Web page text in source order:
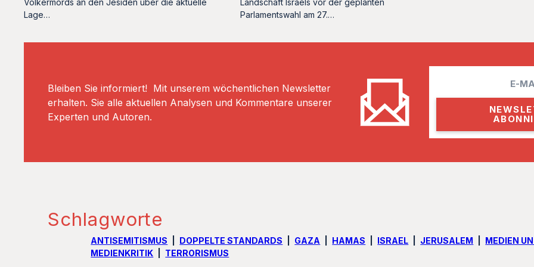
Völkermords an den Jesiden über die aktuelle
Lage…
Landschaft Israels vor der geplanten
Parlamentswahl am 27.…
Bleiben Sie informiert! Mit unserem wöchentlichen Newsletter
erhalten. Sie alle aktuellen Analysen und Kommentare unserer
Experten und Autoren.
l
Schlagworte
ANTISEMITISMUS DOPPELTE STANDARDS GAZA HAMAS ISRAEL JERUSALEM
MEDIEN
MEDIENKRITIK
TERRORISMUS